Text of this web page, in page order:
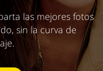
las mejores fotos
sin la curva de